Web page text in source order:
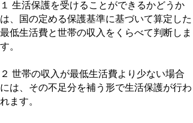
１ 生活保護を受けることができるかどうか
は、国の定める保護基準に基づいて算定した
最低生活費と世帯の収入をくらべて判断しま
す。
２ 世帯の収入が最低生活費より少ない場合
には、その不足分を補う形で生活保護が行わ
れます。